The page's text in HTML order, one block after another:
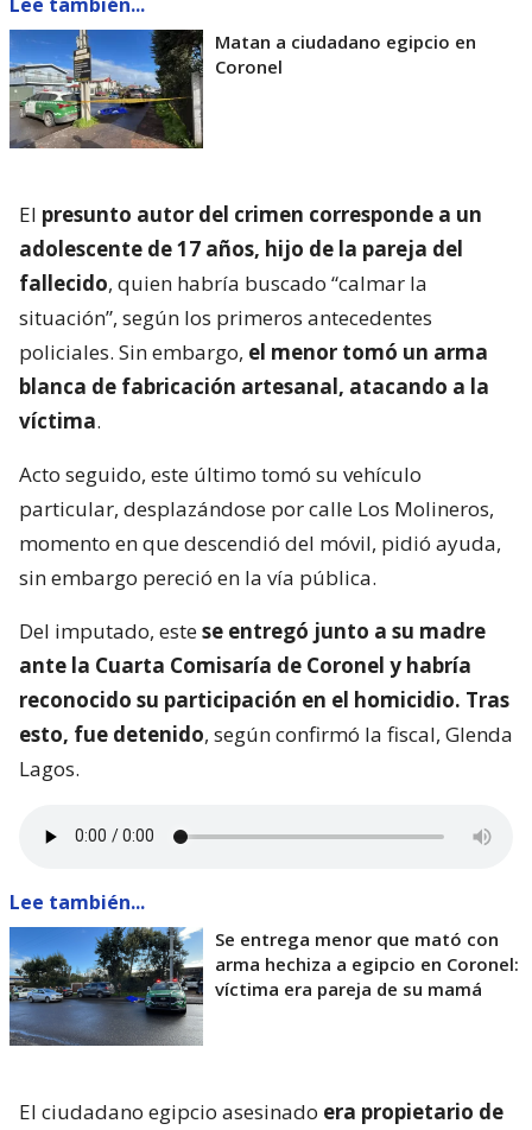
Matan a ciudadano egipcio en
Coronel
El presunto autor del crimen corresponde a un
adolescente de 17 años, hijo de la pareja del
fallecido, quien habría buscado “calmar la
situación”, según los primeros antecedentes
policiales. Sin embargo, el menor tomó un arma
blanca de fabricación artesanal, atacando a la
víctima.
Acto seguido, este último tomó su vehículo
particular, desplazándose por calle Los Molineros,
momento en que descendió del móvil, pidió ayuda,
sin embargo pereció en la vía pública.
Del imputado, estese entregó junto a su madre
ante la Cuarta Comisaría de Coronel y habría
reconocido su participación en el homicidio. Tras
esto, fue detenido, según confirmó la fiscal, Glenda
Lagos.
Lee también...
Se entrega menor que mató con
arma hechiza a egipcio en Coronel:
víctima era pareja de su mamá
El ciudadano egipcio asesinado era propietario de